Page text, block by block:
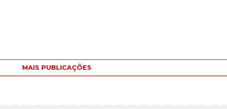
MAIS PUBLICAÇÕES